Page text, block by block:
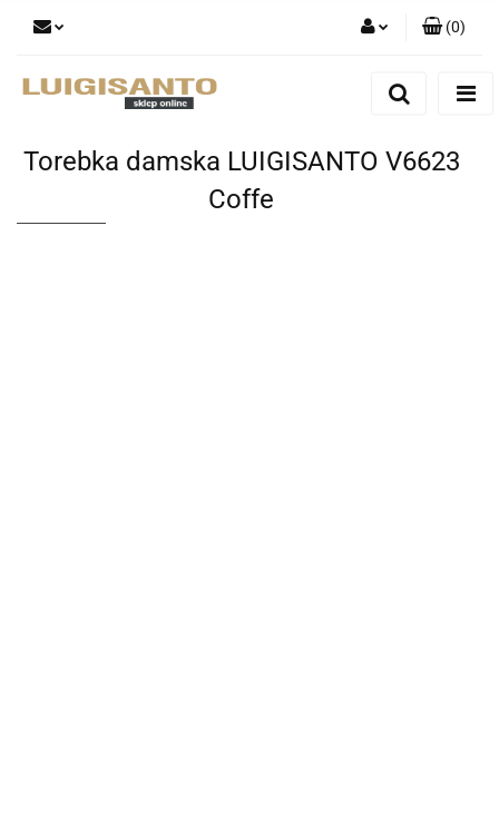
Dodaj zgłoszenie
(0)
Torebka damska LUIGISANTO V6623
Coffe